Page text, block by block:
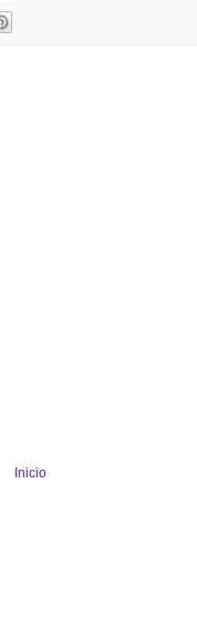
Inicio